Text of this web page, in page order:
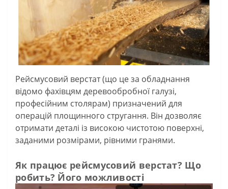
Рейсмусовий верстат (що це за обладнання
відомо фахівцям деревообробної галузі,
професійним столярам) призначений для
операцій площинного стругання. Він дозволяє
отримати деталі із високою чистотою поверхні,
заданими розмірами, рівними гранями.
Як працює рейсмусовий верстат? Що
робить? Його можливості